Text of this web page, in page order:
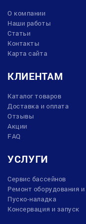
О компании
Наши работы
Статьи
Контакты
Карта сайта
КЛИЕНТАМ
Каталог товаров
Доставка и оплата
Отзывы
Акции
FAQ
УСЛУГИ
Сервис бассейнов
Ремонт оборудования
Пуско-наладка
Консервация и запуск